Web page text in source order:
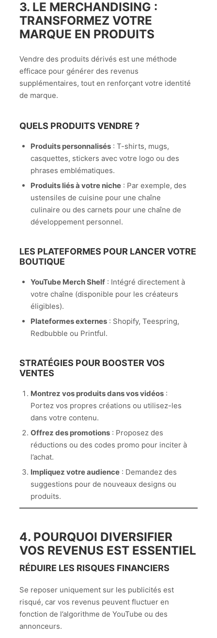
3. LE MERCHANDISING :
TRANSFORMEZ VOTRE
MARQUE EN PRODUITS
Vendre des produits dérivés est une méthode
efficace pour générer des revenus
supplémentaires, tout en renforçant votre identité
de marque.
QUELS PRODUITS VENDRE ?
Produits personnalisés: T-shirts, mugs,
casquettes, stickers avec votre logo ou des
phrases emblématiques.
Produits liés à votre niche: Par exemple, des
ustensiles de cuisine pour une chaîne
culinaire ou des carnets pour une chaîne de
développement personnel.
LES PLATEFORMES POUR LANCER VOTRE
BOUTIQUE
YouTube Merch Shelf: Intégré directement à
votre chaîne (disponible pour les créateurs
éligibles).
Plateformes externes: Shopify, Teespring,
Redbubble ou Printful.
STRATÉGIES POUR BOOSTER VOS
VENTES
Montrez vos produits dans vos vidéos:
Portez vos propres créations ou utilisez-les
dans votre contenu.
Offrez des promotions: Proposez des
réductions ou des codes promo pour inciter à
l’achat.
Impliquez votre audience: Demandez des
suggestions pour de nouveaux designs ou
produits.
4. POURQUOI DIVERSIFIER
VOS REVENUS EST ESSENTIEL
RÉDUIRE LES RISQUES FINANCIERS
Se reposer uniquement sur les publicités est
risqué, car vos revenus peuvent fluctuer en
fonction de l’algorithme de YouTube ou des
annonceurs.